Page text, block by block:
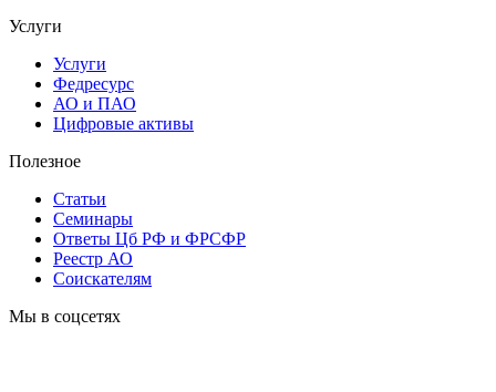
Услуги
Услуги
Федресурс
АО и ПАО
Цифровые активы
Полезное
Статьи
Cеминары
Ответы Цб РФ и ФРСФР
Реестр АО
Соискателям
Мы в соцсетях